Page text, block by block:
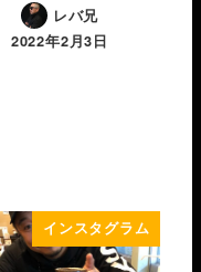
レバ兄
2022年2月3日
インスタグラム